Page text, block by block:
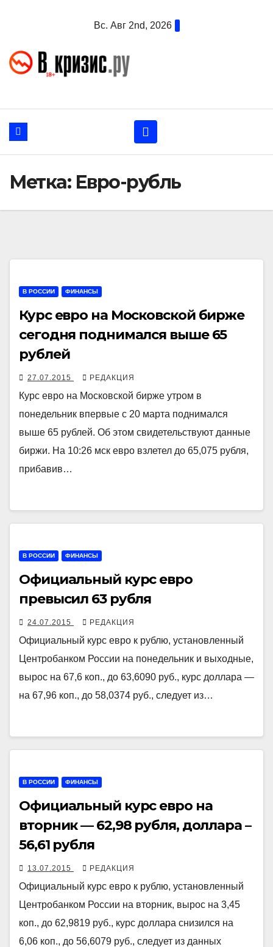
Вс. Авг 2nd, 2026
Метка: Евро-рубль
В РОССИИ ФИНАНСЫ
Курс евро на Московской бирже
сегодня поднимался выше 65
рублей
27.07.2015 РЕДАКЦИЯ
Курс евро на Московской бирже утром в
понедельник впервые с 20 марта поднимался
выше 65 рублей. Об этом свидетельствуют данные
биржи. На 10:26 мск евро взлетел до 65,075 рубля,
прибавив…
В РОССИИ ФИНАНСЫ
Официальный курс евро
превысил 63 рубля
24.07.2015 РЕДАКЦИЯ
Официальный курс евро к рублю, установленный
Центробанком России на понедельник и выходные,
вырос на 67,6 коп., до 63,6090 руб., курс доллара —
на 67,96 коп., до 58,0374 руб., следует из…
В РОССИИ ФИНАНСЫ
Официальный курс евро на
вторник — 62,98 рубля, доллара –
56,61 рубля
13.07.2015 РЕДАКЦИЯ
Официальный курс евро к рублю, установленный
Центробанком России на вторник, вырос на 3,45
коп., до 62,9819 руб., курс доллара снизился на
6,06 коп., до 56,6079 руб., следует из данных